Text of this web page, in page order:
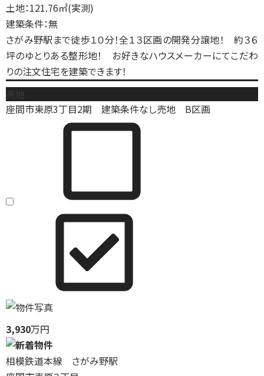
土地：121.76㎡(実測)
建築条件：無
さがみ野駅まで徒歩１０分！全１３区画の開発分譲地！ 約３６
坪のゆとりある整形地！ お好きなハウスメーカーにてこだわ
りの注文住宅を建築できます！
座間市東原3丁目2期 建築条件なし売地 B区画
3,930万円
相模鉄道本線 さがみ野駅